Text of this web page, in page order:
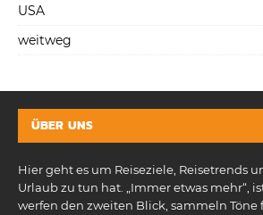
USA
weitweg
ÜBER UNS
Hier geht es um Reiseziele, Reisetrends
Urlaub zu tun hat. „Immer etwas mehr“,
werfen den zweiten Blick, sammeln Töne